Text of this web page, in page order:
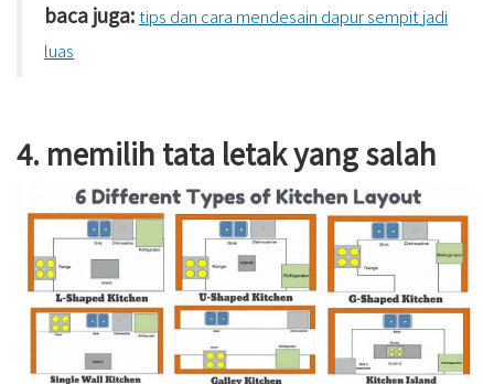
baca juga:tips dan cara mendesain dapur sempit jadi
luas
4. memilih tata letak yang salah